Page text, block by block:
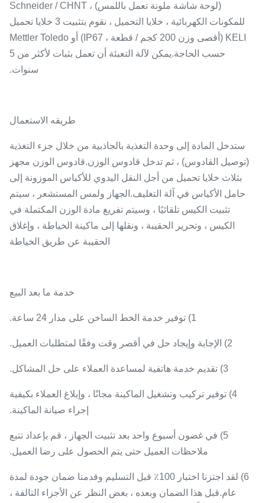
(لوحة شاشة ملونة تعمل باللمس) ، Schneider / CHNT
للمكونات الكهربائية ، خلايا التحميل ، نقوم بتثبيت 3 خلايا تحميل
KELI (أقصى وزن 200 كجم / قطعة ، IP67) أو Mettler Toledo
حسب الحاجة.يمكن لآلة التعبئة أن تعمل بثبات لأكثر من 5
سنوات.
طريقه الاستعمال
ستدخل المادة إلى وحدة التغذية بالجاذبية من خلال جزء التغذية
(توصيل القادوس) ، ثم تدخل قادوس الوزن.قادوس الوزن مجهز
بثلاث خلايا تحميل من أجل النقل اليدوي للأكياس الموزونة إلى
حامل الأكياس في آلة التغليف.الجهاز ولمس المستشعر ، سيتم
تثبيت الكيس تلقائيًا ، وسيتم تفريغ مادة الوزن المكتملة في
الكيس ، وتحرير الحقيبة ، ونقلها إلى ماكينة الخياطة ، وإغلاق
الحقيبة عن طريق الخياطة
خدمة ما بعد البيع
1) توفير خدمة الخط الساخن على مدار 24 ساعة.
2) الإجابة وإيجاد حل في أقصر وقت وفقًا لمتطلبات العميل.
3) تقديم خدمة هاتفية لمساعدة العملاء على حل المشاكل.
4) توفير تركيب وتشغيل الماكينة مجانًا ، وإبلاغ العملاء بكيفية
إجراء صيانة الماكينة.
5) في غضون أسبوع واحد بعد تثبيت الجهاز ، قم بإعداد تتبع
ملاحظات العميل حتى يتم الحصول على رضا العميل.
6) لقد اجتزنا اختبار 100٪ قبل التسليم وقدمنا ​​ضمان جودة لمدة
عام.قبل هذا الضمان وبعده ، بغض النظر عن الأجزاء التالفة ،